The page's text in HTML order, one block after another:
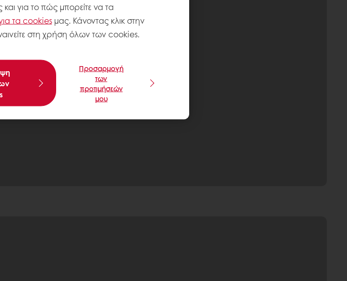
για το πώς μπορείτε να τα
τα cookiesμας. Κάνοντας κλικ στην
στη χρήση όλων των cookies.
Προσαρμογή
των
προτιμήσεών
μου